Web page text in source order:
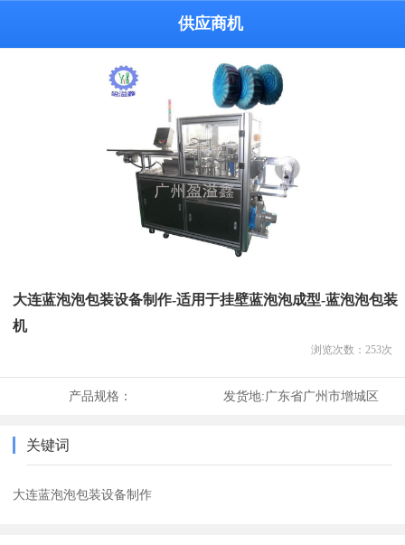
供应商机
大连蓝泡泡包装设备制作-适用于挂壁蓝泡泡成型-蓝泡泡包装
机
浏览次数： 253次
产品规格： 发货地:广东省广州市增城区
关键词
大连蓝泡泡包装设备制作